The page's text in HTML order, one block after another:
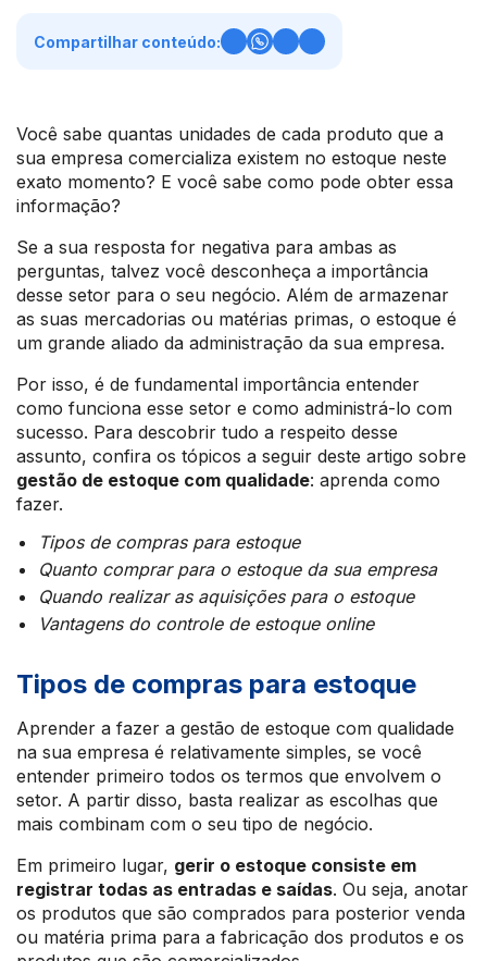
Compartilhar conteúdo:
Você sabe quantas unidades de cada produto que a
sua empresa comercializa existem no estoque neste
exato momento? E você sabe como pode obter essa
informação?
Se a sua resposta for negativa para ambas as
perguntas, talvez você desconheça a importância
desse setor para o seu negócio. Além de armazenar
as suas mercadorias ou matérias primas, o estoque é
um grande aliado da administração da sua empresa.
Por isso, é de fundamental importância entender
como funciona esse setor e como administrá-lo com
sucesso. Para descobrir tudo a respeito desse
assunto, confira os tópicos a seguir deste artigo sobre
gestão de estoque com qualidade: aprenda como
fazer.
Tipos de compras para estoque
Quanto comprar para o estoque da sua empresa
Quando realizar as aquisições para o estoque
Vantagens do controle de estoque online
Tipos de compras para estoque
Aprender a fazer a gestão de estoque com qualidade
na sua empresa é relativamente simples, se você
entender primeiro todos os termos que envolvem o
setor. A partir disso, basta realizar as escolhas que
mais combinam com o seu tipo de negócio.
Em primeiro lugar, gerir o estoque consiste em
registrar todas as entradas e saídas. Ou seja, anotar
os produtos que são comprados para posterior venda
ou matéria prima para a fabricação dos produtos e os